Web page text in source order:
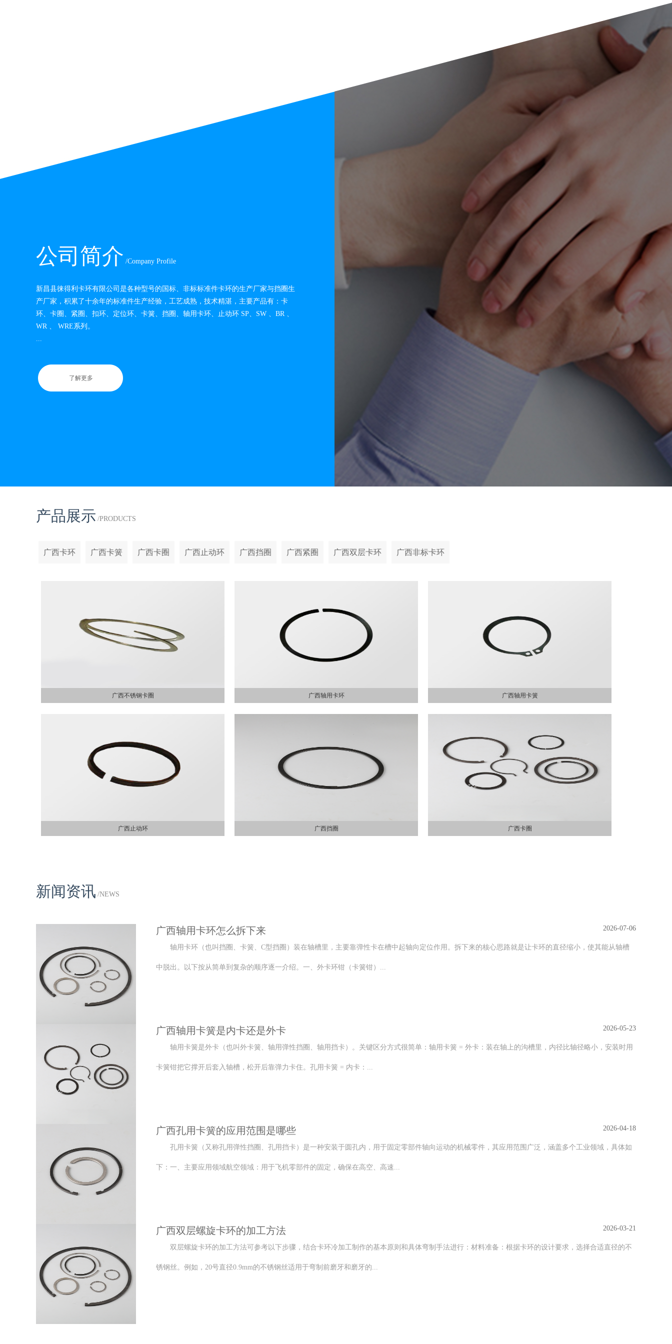
公司简介 /Company Profile
新昌县徕得利卡环有限公司是各种型号的国标、非标标准件卡环的生产厂家与挡圈生
产厂家，积累了十余年的标准件生产经验，工艺成熟，技术精湛，主要产品有：卡
环、卡圈、紧圈、扣环、定位环、卡簧、挡圈、轴用卡环、止动环 SP、SW 、BR 、
WR 、 WRE系列。
...
了解更多
产品展示 /PRODUCTS
广西卡环 广西卡簧 广西卡圈 广西止动环 广西挡圈 广西紧圈 广西双层卡环 广西非标卡环
广西不锈钢卡圈 广西轴用卡环 广西轴用卡簧
广西止动环 广西挡圈 广西卡圈
新闻资讯 /NEWS
广西轴用卡环怎么拆下来 2026-07-06
轴用卡环（也叫挡圈、卡簧、C型挡圈）装在轴槽里，主要靠弹性卡在槽中起轴向定位作用。拆下来的核心思路就是‌让卡环的直径缩小‌，使其能从轴槽
中脱出。以下按从简单到复杂的顺序逐一介绍。一、外卡环钳（卡簧钳）...
广西轴用卡簧是内卡还是外卡 2026-05-23
轴用卡簧是外卡（也叫外卡簧、轴用弹性挡圈、轴用挡卡）。关键区分方式很简单：轴用卡簧 = 外卡：装在轴上的沟槽里，内径比轴径略小，安装时用
卡簧钳把它撑开后套入轴槽，松开后靠弹力卡住。孔用卡簧 = 内卡：...
广西孔用卡簧的应用范围是哪些 2026-04-18
孔用卡簧（又称孔用弹性挡圈、孔用挡卡）是一种安装于圆孔内，用于固定零部件轴向运动的机械零件，其应用范围广泛，涵盖多个工业领域，具体如
下：一、主要应用领域航空领域：用于飞机零部件的固定，确保在高空、高速...
广西双层螺旋卡环的加工方法 2026-03-21
双层螺旋卡环的加工方法可参考以下步骤，结合卡环冷加工制作的基本原则和具体弯制手法进行：材料准备：根据卡环的设计要求，选择合适直径的不
锈钢丝。例如，20号直径0.9mm的不锈钢丝适用于弯制前磨牙和磨牙的...